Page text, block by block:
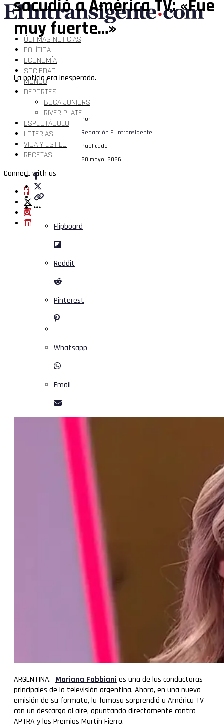
ÚLTIMAS NOTICIAS
POLÍTICA
ECONOMÍA
SOCIEDAD
MUNDO
DEPORTES
BOCA JUNIORS
RIVER PLATE
ESPECTÁCULO
LOTERIAS
VIDA Y ESTILO
RECETAS
Connect with us
sacudió a América TV: «Fue
muy fuerte…»
La noticia era inesperada.
Por
Redacción El intransigente
Publicado
20 mayo, 2026
Flipboard
Reddit
Pinterest
Whatsapp
Email
ARGENTINA.-Mariana Fabbianies una de las conductoras
principales de la televisión argentina. Ahora, en una nueva
emisión de su formato, la famosa sorprendió a América TV
con un descargo al aire, apuntando directamente contra
APTRA y los Premios Martín Fierro.